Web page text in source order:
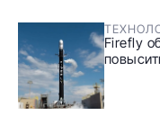
Firefly